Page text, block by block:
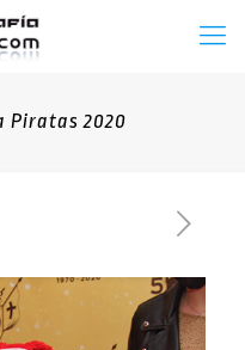
Piratas 2020